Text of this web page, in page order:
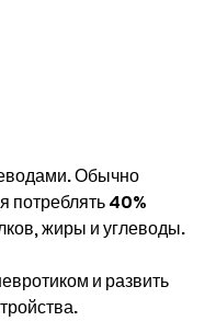
потреблять 40%
жиры и углеводы.
и развить